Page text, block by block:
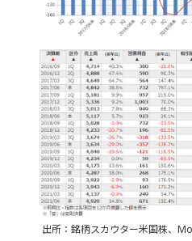
出所：銘柄スカウター米国株、